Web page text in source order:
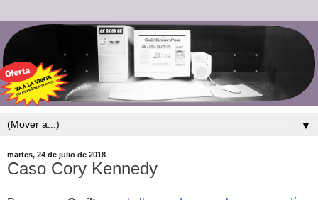
▼
martes, 24 de julio de 2018
Caso Cory Kennedy